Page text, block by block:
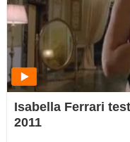
Isabella Ferrari
2011